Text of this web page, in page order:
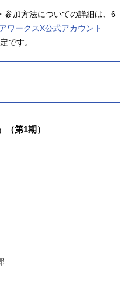
加方法についての詳細は、6
ワークスX公式アカウント
です。
（第1期）